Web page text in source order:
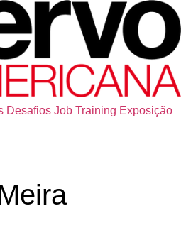
Desafios Job Training Exposição